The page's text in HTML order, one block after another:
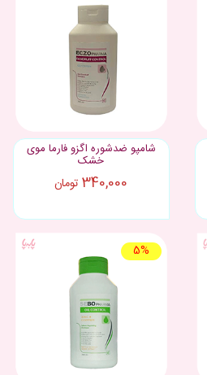
شامپو ضدشوره اگزو فارما موی
خشک
340,000 تومان
5%